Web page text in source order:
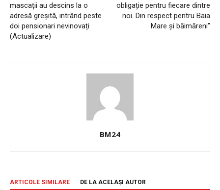
mascații au descins la o
adresă greșită, intrând peste
doi pensionari nevinovați
(Actualizare)
obligație pentru fiecare dintre
noi. Din respect pentru Baia
Mare și băimăreni”
BM24
ARTICOLE SIMILARE DE LA ACELAȘI AUTOR